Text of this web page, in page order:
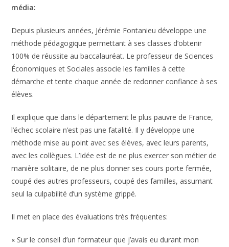
média:
Depuis plusieurs années, Jérémie Fontanieu développe une
méthode pédagogique permettant à ses classes d’obtenir
100% de réussite au baccalauréat. Le professeur de Sciences
Économiques et Sociales associe les familles à cette
démarche et tente chaque année de redonner confiance à ses
élèves.
Il explique que dans le département le plus pauvre de France,
l’échec scolaire n’est pas une fatalité. Il y développe une
méthode mise au point avec ses élèves, avec leurs parents,
avec les collègues. L’Idée est de ne plus exercer son métier de
manière solitaire, de ne plus donner ses cours porte fermée,
coupé des autres professeurs, coupé des familles, assumant
seul la culpabilité d’un système grippé.
Il met en place des évaluations très fréquentes:
« Sur le conseil d’un formateur que j’avais eu durant mon